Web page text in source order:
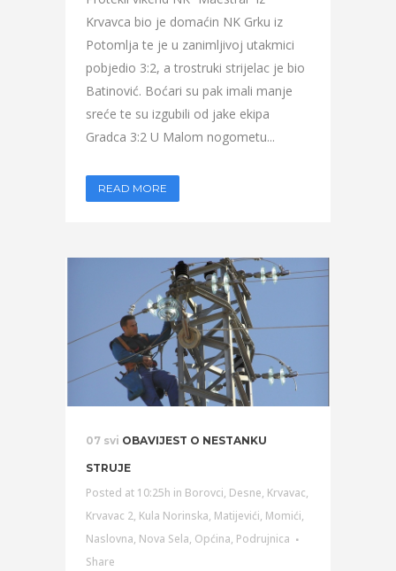
Krvavca bio je domaćin NK Grku iz
Potomlja te je u zanimljivoj utakmici
pobjedio 3:2, a trostruki strijelac je bio
Batinović. Boćari su pak imali manje
sreće te su izgubili od jake ekipa
Gradca 3:2 U Malom nogometu...
READ MORE
07 svi OBAVIJEST O NESTANKU
STRUJE
Posted at 10:25h in Borovci, Desne, Krvavac,
Krvavac 2, Kula Norinska, Matijevići, Momići,
Naslovna, Nova Sela, Općina, Podrujnica
Share